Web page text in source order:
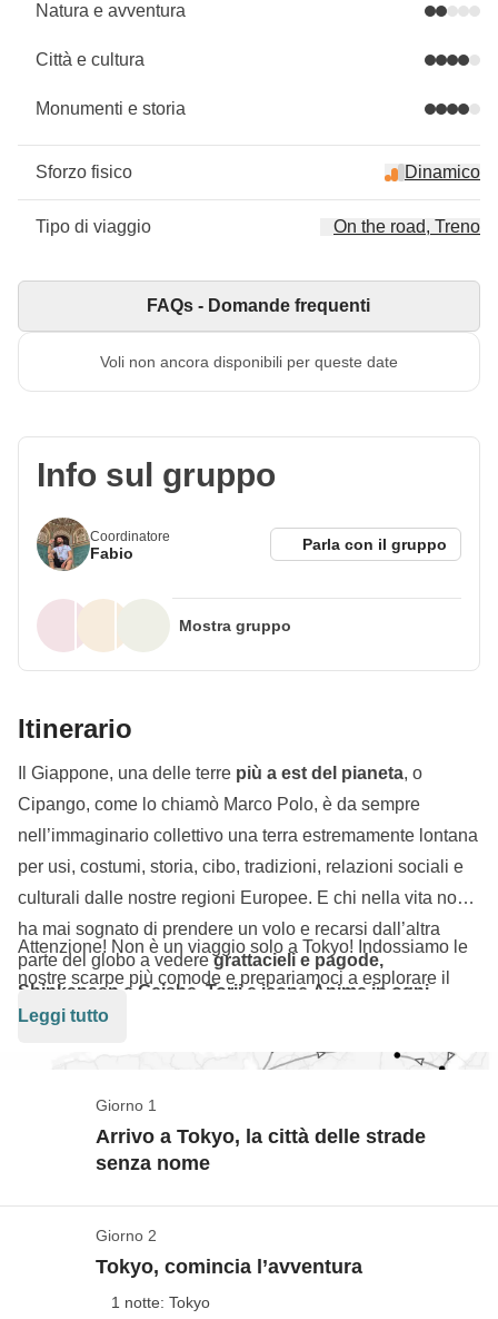
Natura e avventura
Città e cultura
Monumenti e storia
Sforzo fisico Dinamico
Tipo di viaggio On the road, Treno
Voli non ancora disponibili per queste date
FAQs - Domande frequenti
Info sul gruppo
Coordinatore
Fabio Parla con il gruppo
Mostra gruppo
sono previste
Itinerario
Il Giappone, una delle terre più a est del pianeta, o
Cipango, come lo chiamò Marco Polo, è da sempre
nell’immaginario collettivo una terra estremamente lontana
per usi, costumi, storia, cibo, tradizioni, relazioni sociali e
culturali dalle nostre regioni Europee. E chi nella vita non
ha mai sognato di prendere un volo e recarsi dall’altra
parte del globo a vederegrattacieli e pagode,
Shinkansen e Geishe, Torii e icone Anime in ogni
angolo?Chi non ha mai desiderato, guardando per
l’appunto quegli Anime nella loro versione occidentale, di
mondo è più piccolo e il lontano è più vicino, e coronare
quel sogno è possibile! In questo viaggio, andremo alla
allungata, e cercheremo di fermare il tempo per godere
appieno delle bellezze di questa esotica terra.
Attenzione! Non è un viaggio solo a Tokyo! Indossiamo le
nostre scarpe più comode e prepariamoci a esplorare il
Giappone come mai prima d’ora! Dalle luci di
ai mistici torii di Fushimi Inari
, ogni
tappa è un’immersione nella cultura nipponica. E tra una
meta e l’altra? Assaporeremo unramen fumante,
gusteremo i leggendaritakoyaki
vending machine più stravaganti. A bordo ora, che il
capostazione non aspetta!
Leggi tutto
Giorno 1
Arrivo a Tokyo, la città delle strade
senza nome
Benvenuti in Giappone
Vedi mappa
Giorno 2
Tokyo, comincia l’avventura
1 notte: Tokyo